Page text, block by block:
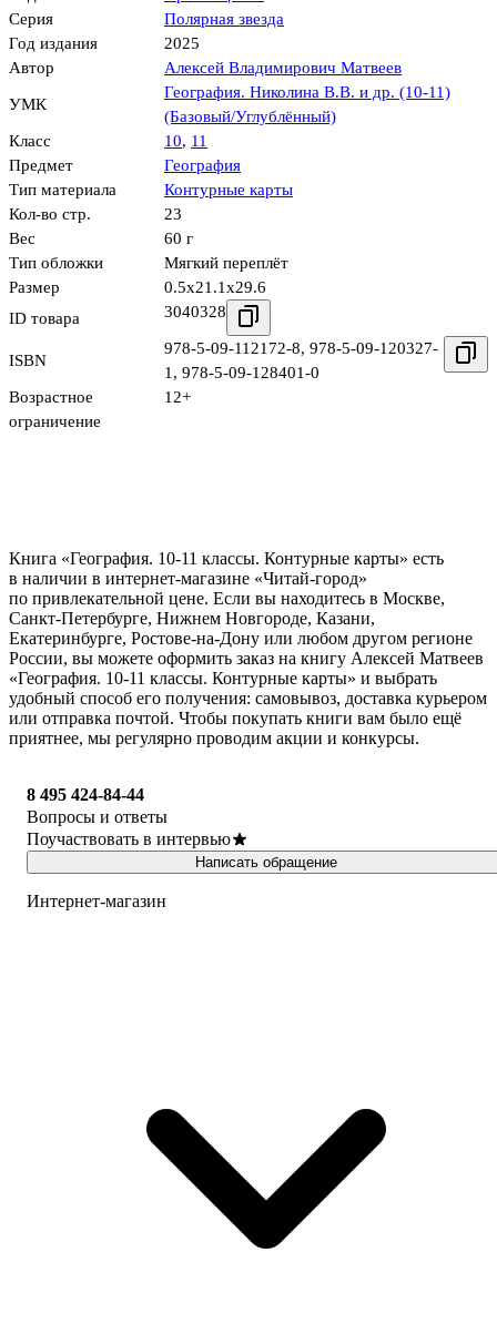
Серия
Полярная звезда
Год издания
2025
Автор
Алексей Владимирович Матвеев
УМК
География. Николина В.В. и др. (10-11)
(Базовый/Углублённый)
Класс
10, 11
Предмет
География
Тип материала
Контурные карты
Кол-во стр.
23
Вес
60 г
Тип обложки
Мягкий переплёт
Размер
0.5x21.1x29.6
ID товара
3040328
ISBN
978-5-09-112172-8, 978-5-09-120327-
1, 978-5-09-128401-0
Возрастное
ограничение
12+
Книга «География. 10-11 классы. Контурные карты» есть
в наличии в интернет-магазине «Читай-город»
по привлекательной цене. Если вы находитесь в Москве,
Санкт-Петербурге, Нижнем Новгороде, Казани,
Екатеринбурге, Ростове-на-Дону или любом другом регионе
России, вы можете оформить заказ на книгу Алексей Матвеев
«География. 10-11 классы. Контурные карты» и выбрать
удобный способ его получения: самовывоз, доставка курьером
или отправка почтой. Чтобы покупать книги вам было ещё
приятнее, мы регулярно проводим акции и конкурсы.
8 495 424-84-44
Вопросы и ответы
Поучаствовать в интервью
Написать обращение
Интернет-магазин